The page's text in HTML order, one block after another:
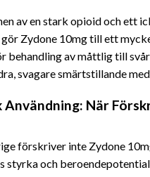
av en stark opioid och ett
Zydone 10mg till ett
behandling av måttlig till
svagare smärtstillande
Användning: När
förskriver inte Zydone
styrka och